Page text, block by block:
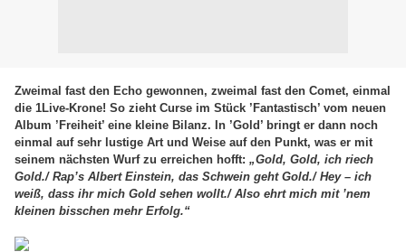
Zweimal fast den Echo gewonnen, zweimal fast den Comet, einmal
die 1Live-Krone! So zieht Curse im Stück ’Fantastisch’ vom neuen
Album ’Freiheit’ eine kleine Bilanz. In ’Gold’ bringt er dann noch
einmal auf sehr lustige Art und Weise auf den Punkt, was er mit
seinem nächsten Wurf zu erreichen hofft: „Gold, Gold, ich riech
Gold./ Rap’s Albert Einstein, das Schwein geht Gold./ Hey – ich
weiß, dass ihr mich Gold sehen wollt./ Also ehrt mich mit ’nem
kleinen bisschen mehr Erfolg.“